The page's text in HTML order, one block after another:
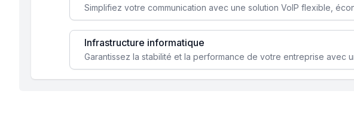
Infrastructure informatique